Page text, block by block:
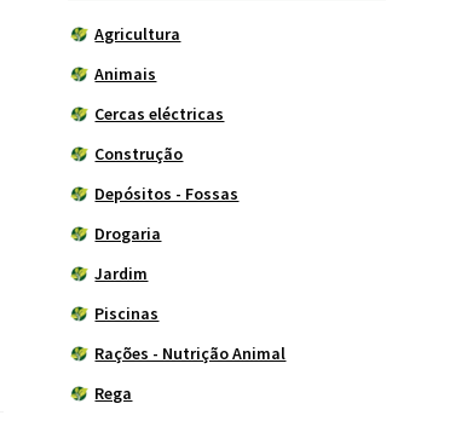
Agricultura
Animais
Cercas eléctricas
Construção
Depósitos - Fossas
Drogaria
Jardim
Piscinas
Rações - Nutrição Animal
Rega